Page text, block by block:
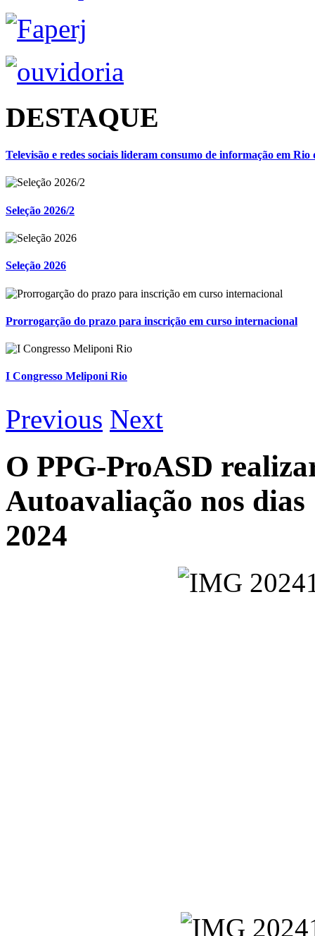
DESTAQUE
Televisão e redes sociais lideram consumo de informação em Rio
Seleção 2026/2
Seleção 2026
Prorrogarção do prazo para inscrição em curso internacional
I Congresso Meliponi Rio
Previous Next
O PPG-ProASD
Autoavaliação nos dias
2024